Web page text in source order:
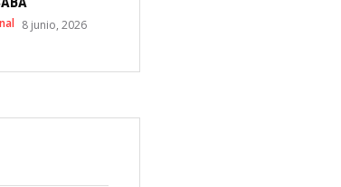
8 junio, 2026